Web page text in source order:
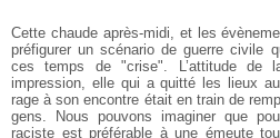
Cette chaude après-midi, et les
préfigurer un scénario de guerre civile
ces temps de "crise". L’attitude de
impression, elle qui a quitté les lieux
rage à son encontre était en train de
gens. Nous pouvons imaginer que
raciste est préférable à une émeute